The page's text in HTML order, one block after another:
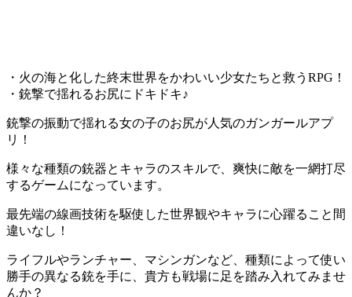
・火の海と化した終末世界をかわいい少女たちと救うRPG！
・銃撃で揺れるお尻にドキドキ♪
銃撃の振動で揺れる女の子のお尻が人気のガンガールアプ
リ！
様々な種類の銃器とキャラのスキルで、爽快に敵を一網打尽
するゲームになっています。
最先端の線画技術を駆使した世界観やキャラに心躍ること間
違いなし！
ライフルやランチャー、マシンガンなど、種類によって使い
勝手の異なる銃を手に、貴方も戦場に足を踏み入れてみませ
んか？